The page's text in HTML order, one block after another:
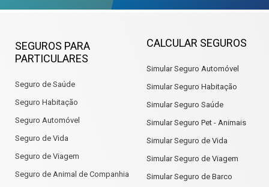
SEGUROS PARA
PARTICULARES
Seguro de Saúde
Seguro Habitação
Seguro Automóvel
Seguro de Vida
Seguro de Viagem
Seguro de Animal de Companhia
CALCULAR SEGUROS
Simular Seguro Automóvel
Simular Seguro Habitação
Simular Seguro Saúde
Simular Seguro Pet - Animais
Simular Seguro de Vida
Simular Seguro de Viagem
Simular Seguro de Barco